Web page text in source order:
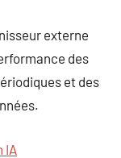
externe
des
et des
IA